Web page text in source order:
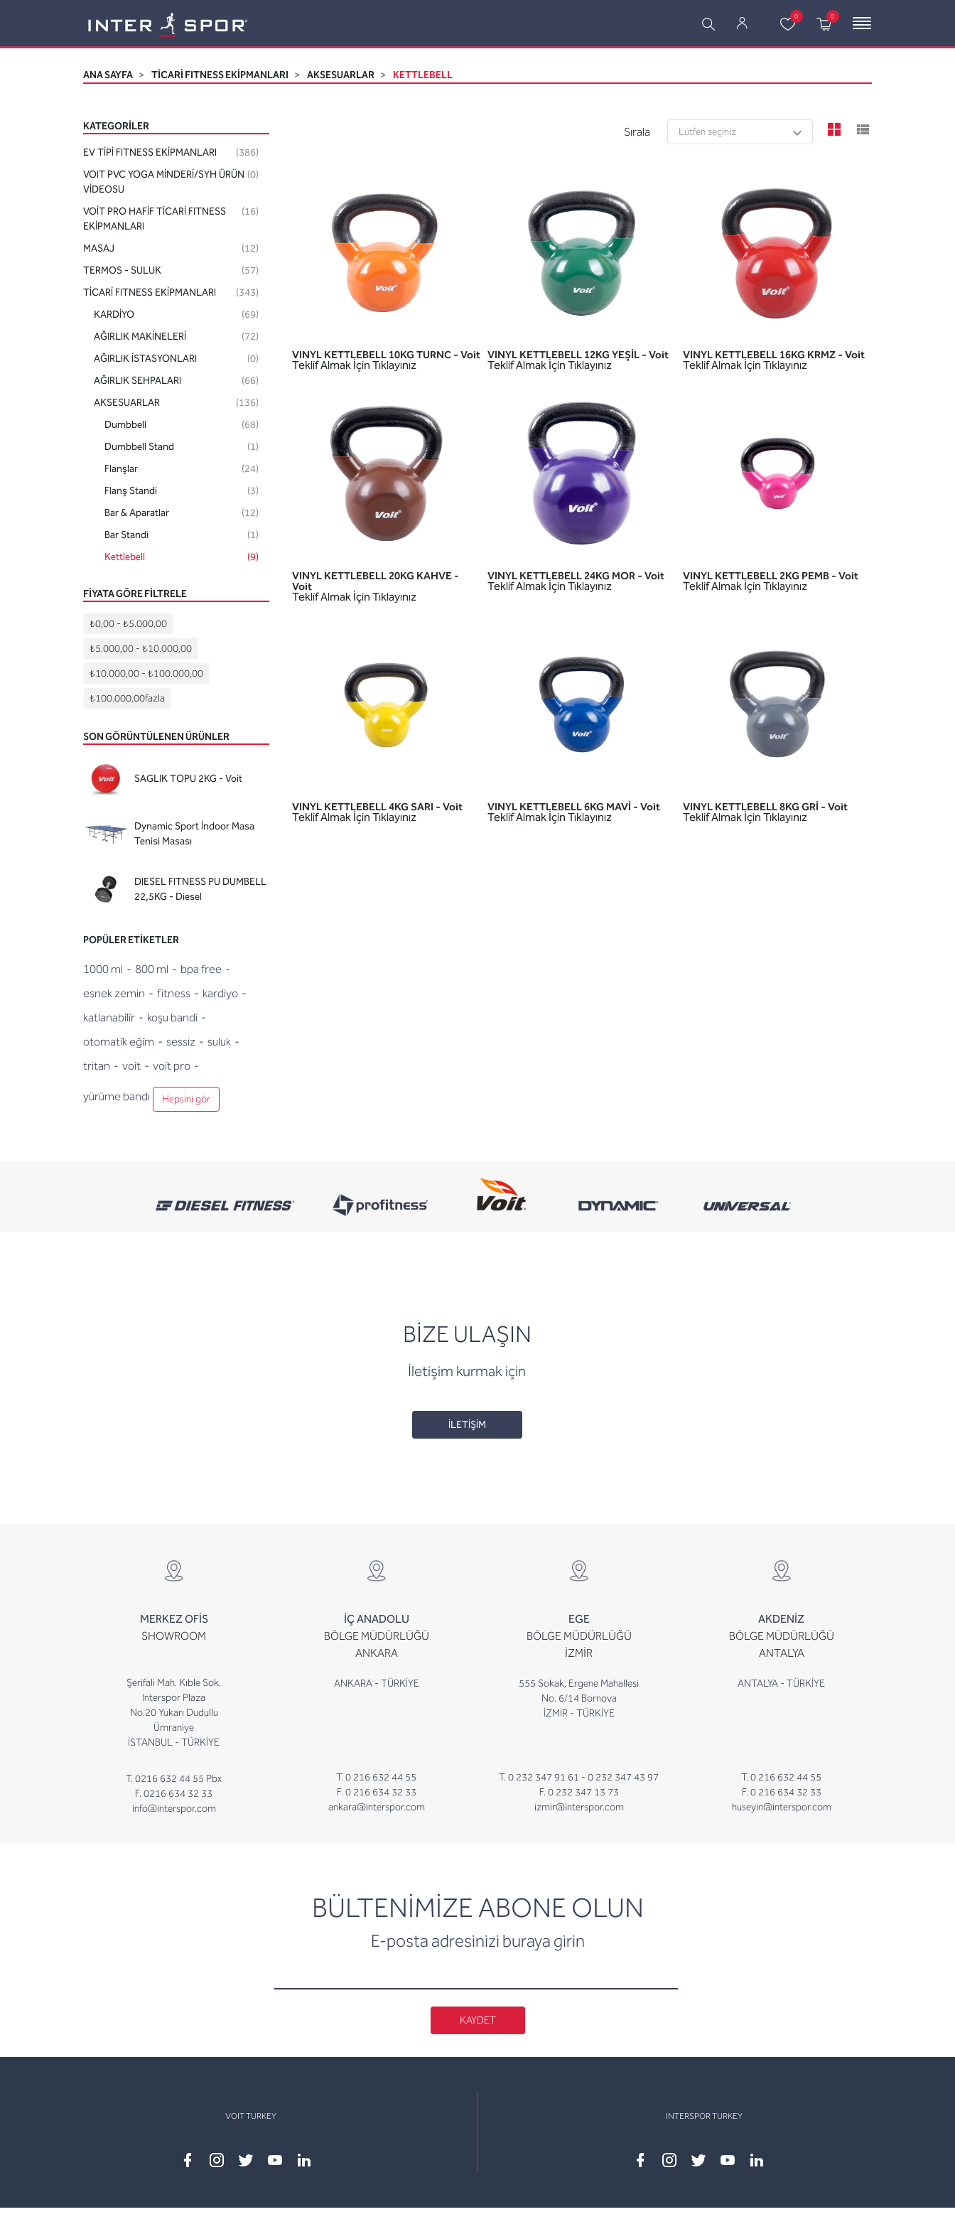
0 0
ANA SAYFA TİCARİ FITNESS EKİPMANLARI AKSESUARLAR KETTLEBELL
KATEGORILER
EV TİPİ FITNESS EKİPMANLARI
(386)
VOIT PVC YOGA MİNDERİ/SYH ÜRÜN
VİDEOSU
(0)
VOİT PRO HAFİF TİCARİ FITNESS
EKİPMANLARI
(16)
MASAJ
(12)
TERMOS - SULUK
(57)
TİCARİ FITNESS EKİPMANLARI
(343)
KARDİYO
(69)
AĞIRLIK MAKİNELERİ
(72)
AĞIRLIK İSTASYONLARI
(0)
AĞIRLIK SEHPALARI
(66)
AKSESUARLAR
(136)
Dumbbell
(68)
Dumbbell Stand
(1)
Flanşlar
(24)
Flanş Standi
(3)
Bar & Aparatlar
(12)
Bar Standi
(1)
Kettlebell
(9)
Sağlik Toplari
(6)
Sağlik Top Standi
Training Belt
Trambolin
Step Tahtasi
Pilates Bantlari
FIYATA GÖRE FILTRELE
₺0,00 - ₺5.000,00
₺5.000,00 - ₺10.000,00
₺10.000,00 - ₺100.000,00
₺100.000,00fazla
SON GÖRÜNTÜLENEN ÜRÜNLER
SAGLIK TOPU 2KG - Voit
Dynamic Sport İndoor Masa
Tenisi Masası
DIESEL FITNESS PU DUMBELL
22,5KG - Diesel
POPÜLER ETIKETLER
1000 ml - 800 ml - bpa free -
esnek zemin - fitness - kardiyo -
katlanabi̇li̇r - koşu bandi -
otomati̇k eği̇m - sessiz - suluk -
tritan - voi̇t - voi̇t pro -
yürüme bandı Hepsini gör
Sırala viewmode grid
HIZLI GÖRÜNÜM
VINYL KETTLEBELL 10KG TURNC - Voit
Teklif Almak İçin Tıklayınız HIZLI GÖRÜNÜM
VINYL KETTLEBELL 12KG YEŞİL - Voit
Teklif Almak İçin Tıklayınız HIZLI GÖRÜNÜM
VINYL KETTLEBELL 16KG KRMZ - Voit
Teklif Almak İçin Tıklayınız
HIZLI GÖRÜNÜM
VINYL KETTLEBELL 20KG KAHVE -
Voit
Teklif Almak İçin Tıklayınız
HIZLI GÖRÜNÜM
VINYL KETTLEBELL 24KG MOR - Voit
Teklif Almak İçin Tıklayınız HIZLI GÖRÜNÜM
VINYL KETTLEBELL 2KG PEMB - Voit
Teklif Almak İçin Tıklayınız
HIZLI GÖRÜNÜM
VINYL KETTLEBELL 4KG SARI - Voit
Teklif Almak İçin Tıklayınız HIZLI GÖRÜNÜM
VINYL KETTLEBELL 6KG MAVİ - Voit
Teklif Almak İçin Tıklayınız HIZLI GÖRÜNÜM
VINYL KETTLEBELL 8KG GRİ - Voit
Teklif Almak İçin Tıklayınız
BİZE ULAŞIN
İletişim kurmak için
İLETİŞİM
MERKEZ OFİS
SHOWROOM
Şerifali Mah. Kıble Sok.
Interspor Plaza
No.20 Yukarı Dudullu
Ümraniye
İSTANBUL - TÜRKİYE
T. 0216 632 44 55 Pbx
F. 0216 634 32 33
info@interspor.com
İÇ ANADOLU
BÖLGE MÜDÜRLÜĞÜ
ANKARA
ANKARA - TÜRKİYE
T. 0 216 632 44 55
F. 0 216 634 32 33
ankara@interspor.com
EGE
BÖLGE MÜDÜRLÜĞÜ
İZMİR
555 Sokak, Ergene Mahallesi
No. 6/14 Bornova
İZMİR - TÜRKİYE
T. 0 232 347 91 61 - 0 232 347 43 97
F. 0 232 347 13 73
izmir@interspor.com
AKDENİZ
BÖLGE MÜDÜRLÜĞÜ
ANTALYA
ANTALYA - TÜRKİYE
T. 0 216 632 44 55
F. 0 216 634 32 33
huseyin@interspor.com
BÜLTENİMİZE ABONE OLUN
E-posta adresinizi buraya girin
newsletter
KAYDET
VOIT TURKEY INTERSPOR TURKEY